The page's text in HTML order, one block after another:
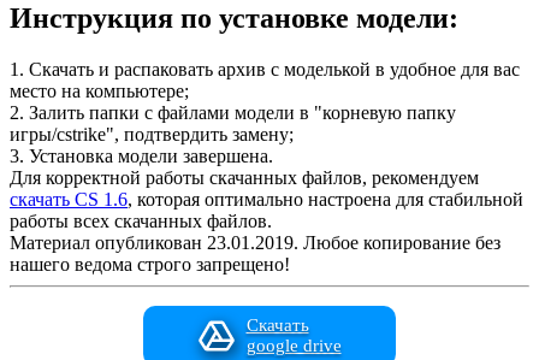
Инструкция по установке модели:
1. Скачать и распаковать архив с моделькой в удобное для вас
место на компьютере;
2. Залить папки с файлами модели в "корневую папку
игры/cstrike", подтвердить замену;
3. Установка модели завершена.
Для корректной работы скачанных файлов, рекомендуем
скачать CS 1.6, которая оптимально настроена для стабильной
работы всех скачанных файлов.
Материал опубликован 23.01.2019. Любое копирование без
нашего ведома строго запрещено!
Скачать
google drive